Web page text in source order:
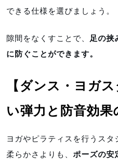
できる仕様を選びましょう。
隙間をなくすことで、 足の挟
に防ぐことができます。
【ダンス・ヨガ
い弾力と防音効果
ヨガやピラティスを行うスタ
柔らかさよりも、ポーズの安